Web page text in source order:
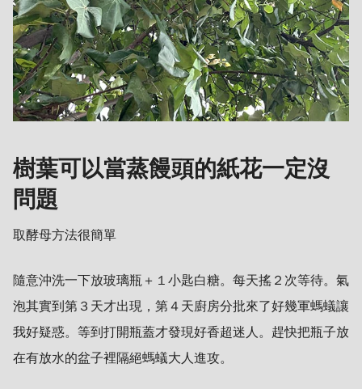
樹葉可以當蒸饅頭的紙花一定沒
問題
取酵母方法很簡單
隨意沖洗一下放玻璃瓶＋１小匙白糖。每天搖２次等待。氣
泡其實到第３天才出現，第４天廚房分批來了好幾軍螞蟻讓
我好疑惑。等到打開瓶蓋才發現好香超迷人。趕快把瓶子放
在有放水的盆子裡隔絕螞蟻大人進攻。